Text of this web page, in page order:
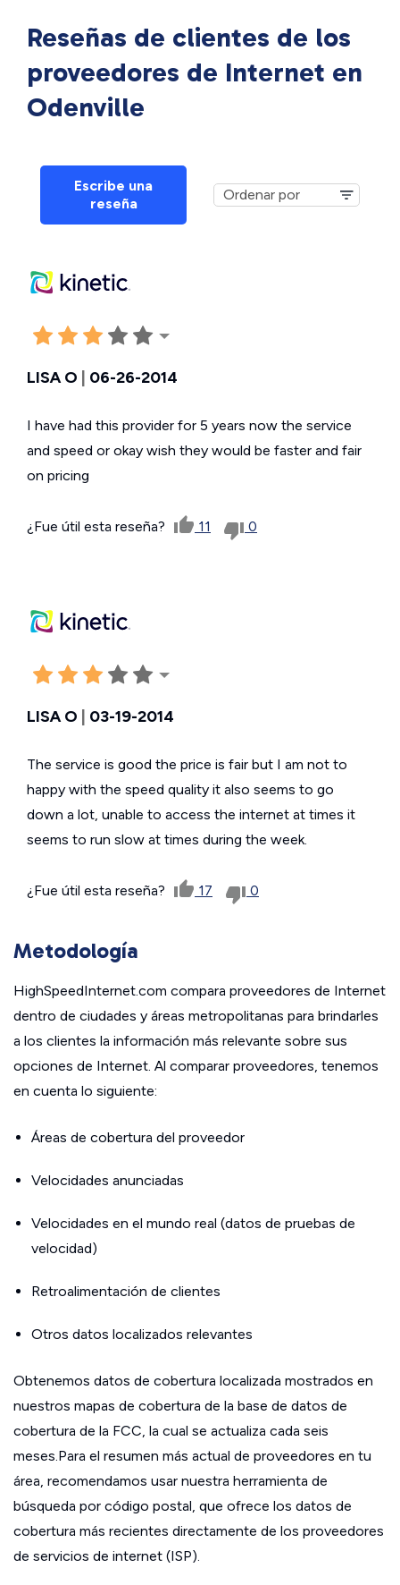
Reseñas de clientes de los
proveedores de Internet en
Odenville
Escribe una
reseña
LISA O 06-26-2014
I have had this provider for 5 years now the service
and speed or okay wish they would be faster and fair
on pricing
¿Fue útil esta reseña? 11 0
LISA O | 03-19-2014
The service is good the price is fair but I am not to
happy with the speed quality it also seems to go
down a lot, unable to access the internet at times it
seems to run slow at times during the week.
¿Fue útil esta reseña? 17 0
Metodología
HighSpeedInternet.com compara proveedores de Internet
dentro de ciudades y áreas metropolitanas para brindarles
a los clientes la información más relevante sobre sus
opciones de Internet. Al comparar proveedores, tenemos
en cuenta lo siguiente:
Áreas de cobertura del proveedor
Velocidades anunciadas
Velocidades en el mundo real (datos de pruebas de
velocidad)
Retroalimentación de clientes
Otros datos localizados relevantes
Obtenemos datos de cobertura localizada mostrados en
nuestros mapas de cobertura de la base de datos de
cobertura de la FCC, la cual se actualiza cada seis
meses.Para el resumen más actual de proveedores en tu
área, recomendamos usar nuestra herramienta de
búsqueda por código postal, que ofrece los datos de
cobertura más recientes directamente de los proveedores
de servicios de internet (ISP).